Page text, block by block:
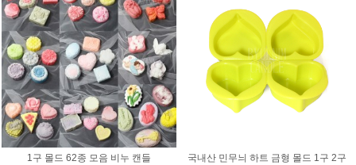
1구 몰드 62종 모음 비누 캔들
국내산 민무늬 하트 금형 몰드 1구 2구